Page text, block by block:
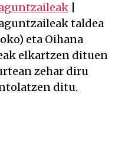
taldea
eta Oihana
elkartzen dituen
zehar diru
ditu.